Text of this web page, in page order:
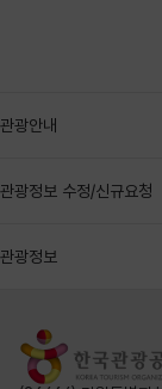
관광안내
관광정보 수정/신규요청
관광정보